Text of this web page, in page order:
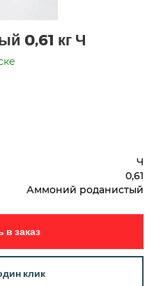
0,61 кг Ч
Ч
0,61
Аммоний роданистый
Добавить в заказ
клик